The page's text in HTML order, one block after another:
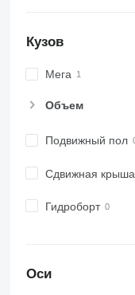
Кузов
Мега
Объем
Подвижный пол
Сдвижная крыша
Гидроборт
Оси